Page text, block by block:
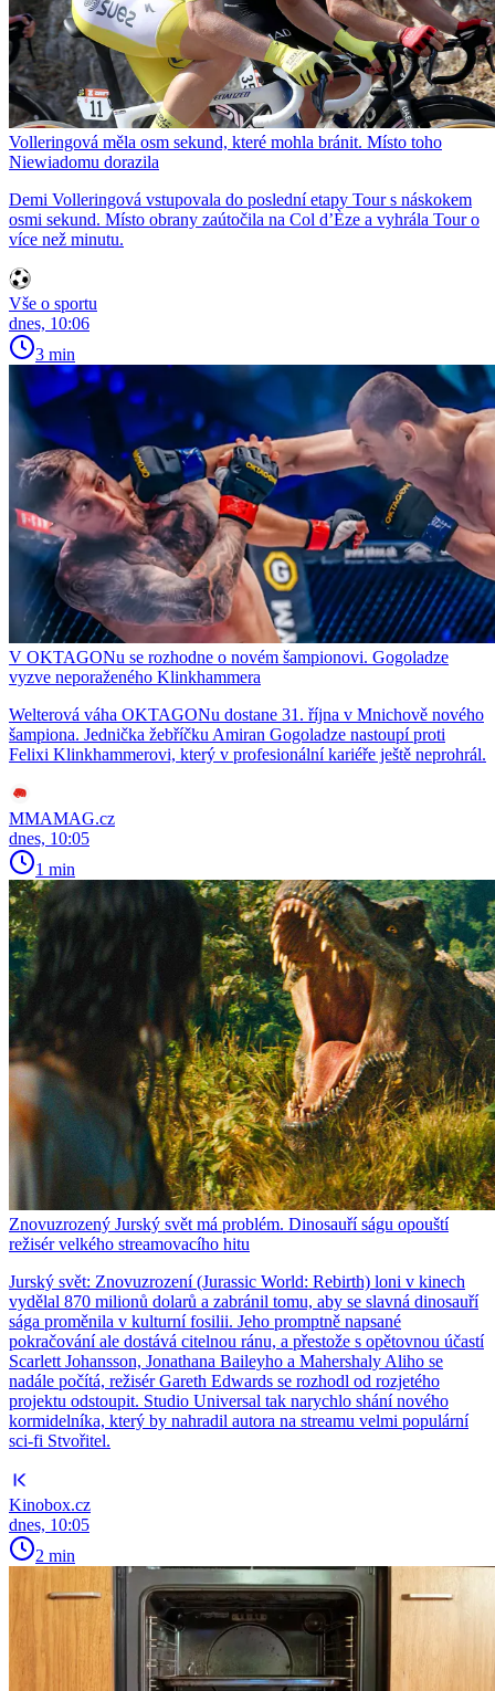
Volleringová měla osm sekund, které mohla bránit. Místo toho
Niewiadomu dorazila
Demi Volleringová vstupovala do poslední etapy Tour s náskokem
osmi sekund. Místo obrany zaútočila na Col d’Èze a vyhrála Tour o
více než minutu.
Vše o sportu
dnes, 10:06
3 min
V OKTAGONu se rozhodne o novém šampionovi. Gogoladze
vyzve neporaženého Klinkhammera
Welterová váha OKTAGONu dostane 31. října v Mnichově nového
šampiona. Jednička žebříčku Amiran Gogoladze nastoupí proti
Felixi Klinkhammerovi, který v profesionální kariéře ještě neprohrál.
MMAMAG.cz
dnes, 10:05
1 min
Znovuzrozený Jurský svět má problém. Dinosauří ságu opouští
režisér velkého streamovacího hitu
Jurský svět: Znovuzrození (Jurassic World: Rebirth) loni v kinech
vydělal 870 milionů dolarů a zabránil tomu, aby se slavná dinosauří
sága proměnila v kulturní fosilii. Jeho promptně napsané
pokračování ale dostává citelnou ránu, a přestože s opětovnou účastí
Scarlett Johansson, Jonathana Baileyho a Mahershaly Aliho se
nadále počítá, režisér Gareth Edwards se rozhodl od rozjetého
projektu odstoupit. Studio Universal tak narychlo shání nového
kormidelníka, který by nahradil autora na streamu velmi populární
sci-fi Stvořitel.
Kinobox.cz
dnes, 10:05
2 min